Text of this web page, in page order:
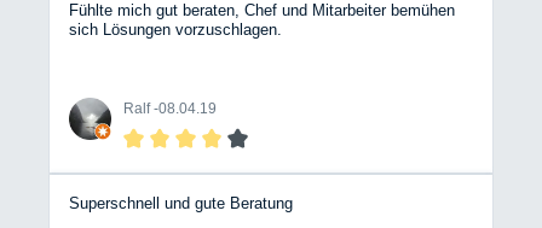
Fühlte mich gut beraten, Chef und Mitarbeiter bemühen
sich Lösungen vorzuschlagen.
Ralf -08.04.19
Superschnell und gute Beratung